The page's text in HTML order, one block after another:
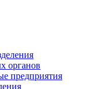
органов
предприятия